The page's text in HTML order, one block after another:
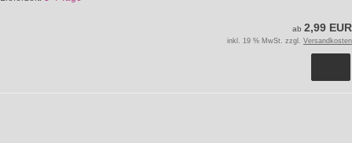
ab 2,99 EUR
inkl. 19 % MwSt. zzgl. Versandkosten